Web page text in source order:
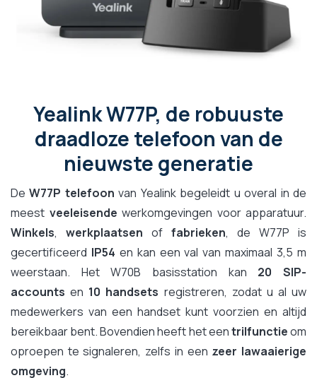
Yealink W77P, de robuuste
draadloze telefoon van de
nieuwste generatie
DeW77P telefoon van Yealink begeleidt u overal in de
meest veeleisende werkomgevingen voor apparatuur.
Winkels, werkplaatsen of fabrieken, de W77P is
gecertificeerd IP54 en kan een val van maximaal 3,5 m
weerstaan. Het W70B basisstation kan 20 SIP-
accounts en 10 handsets registreren, zodat u al uw
medewerkers van een handset kunt voorzien en altijd
bereikbaar bent. Bovendien heeft het eentrilfunctieom
oproepen te signaleren, zelfs in een zeer lawaaierige
omgeving.